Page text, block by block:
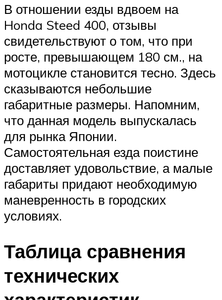
В отношении езды вдвоем на
Honda Steed 400, отзывы
свидетельствуют о том, что при
росте, превышающем 180 см., на
мотоцикле становится тесно. Здесь
сказываются небольшие
габаритные размеры. Напомним,
что данная модель выпускалась
для рынка Японии.
Самостоятельная езда поистине
доставляет удовольствие, а малые
габариты придают необходимую
маневренность в городских
условиях.
Таблица сравнения
технических